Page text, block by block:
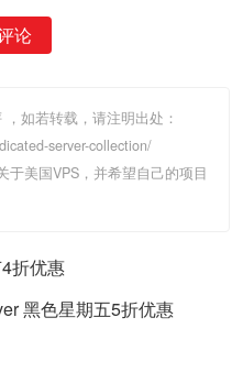
论
，如若转载，请注明出处：
server-collection/
美国VPS，并希望自己的项目
折优惠
黑色星期五5折优惠